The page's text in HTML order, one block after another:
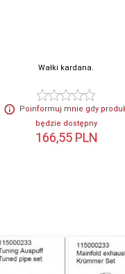
Wałki kardana.
Poinformuj mnie gdy
będzie dostępny
166,55 PLN